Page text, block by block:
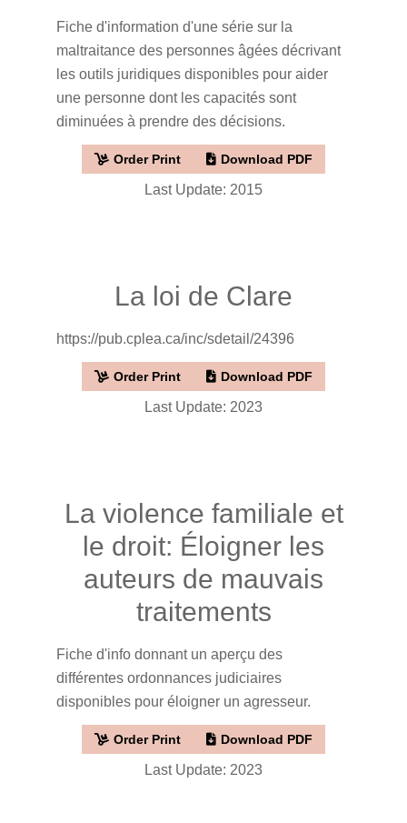
Fiche d'information d'une série sur la
maltraitance des personnes âgées décrivant
les outils juridiques disponibles pour aider
une personne dont les capacités sont
diminuées à prendre des décisions.
Order Print Download PDF
Last Update: 2015
La loi de Clare
https://pub.cplea.ca/inc/sdetail/24396
Order Print Download PDF
Last Update: 2023
La violence familiale et
le droit: Éloigner les
auteurs de mauvais
traitements
Fiche d'info donnant un aperçu des
différentes ordonnances judiciaires
disponibles pour éloigner un agresseur.
Order Print Download PDF
Last Update: 2023